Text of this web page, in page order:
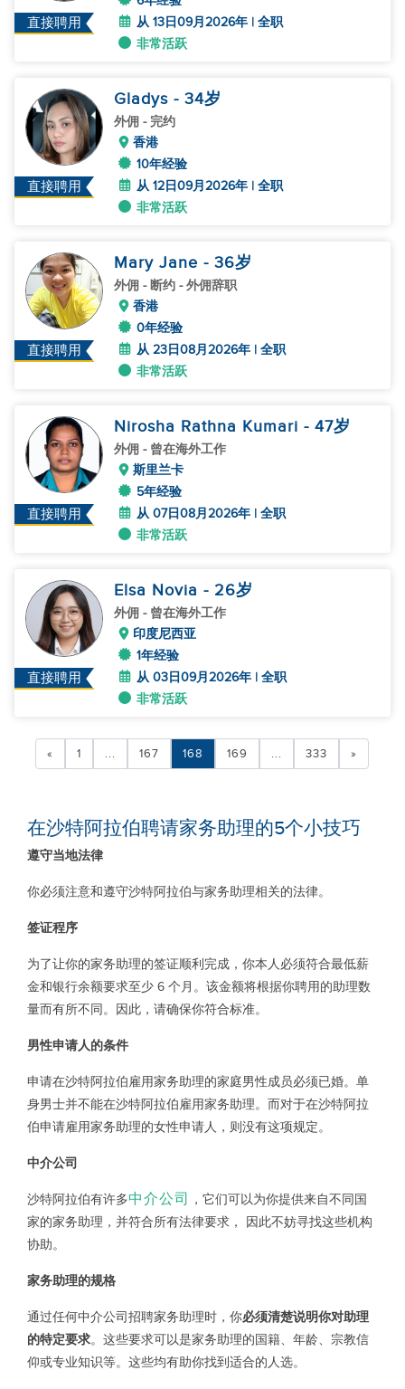
直接聘用
从 13日09月2026年 | 全职
非常活跃
直接聘用
Gladys - 34岁
外佣 - 完约
香港
10年经验
从 12日09月2026年 | 全职
非常活跃
直接聘用
Mary Jane - 36岁
外佣 - 断约 - 外佣辞职
香港
0年经验
从 23日08月2026年 | 全职
非常活跃
直接聘用
Nirosha Rathna Kumari - 47岁
外佣 - 曾在海外工作
斯里兰卡
5年经验
从 07日08月2026年 | 全职
非常活跃
直接聘用
Elsa Novia - 26岁
外佣 - 曾在海外工作
印度尼西亚
1年经验
从 03日09月2026年 | 全职
非常活跃
« 1 ... 167 168 169 ... 333 »
在沙特阿拉伯聘请家务助理的5个小技巧
遵守当地法律
你必须注意和遵守沙特阿拉伯与家务助理相关的法律。
签证程序
为了让你的家务助理的签证顺利完成，你本人必须符合最低薪
金和银行余额要求至少 6 个月。该金额将根据你聘用的助理数
量而有所不同。因此，请确保你符合标准。
男性申请人的条件
申请在沙特阿拉伯雇用家务助理的家庭男性成员必须已婚。单
身男士并不能在沙特阿拉伯雇用家务助理。而对于在沙特阿拉
伯申请雇用家务助理的女性申请人，则没有这项规定。
中介公司
沙特阿拉伯有许多中介公司
，它们可以为你提供来自不同国
家的家务助理，并符合所有法律要求， 因此不妨寻找这些机构
协助。
家务助理的规格
通过任何中介公司招聘家务助理时，你必须清楚说明你对助理
的特定要求。这些要求可以是家务助理的国籍、年龄、宗教信
仰或专业知识等。这些均有助你找到适合的人选。